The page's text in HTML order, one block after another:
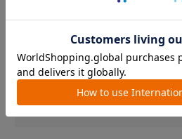
2026/04/19
サイズ感がちょうど配色マスター
っと発売してほしいです！